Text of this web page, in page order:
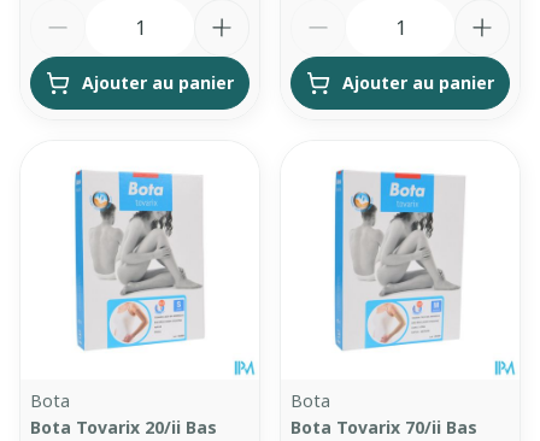
Ajouter au panier Ajouter au panier
Bota
Bota Tovarix 20/ii Bas
Bota
Bota Tovarix 70/ii Bas